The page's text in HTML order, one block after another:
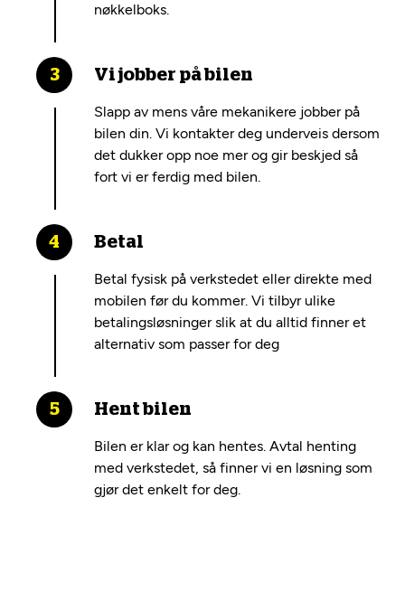
nøkkelboks.
Vi jobber på bilen
Slapp av mens våre mekanikere jobber på
bilen din. Vi kontakter deg underveis dersom
det dukker opp noe mer og gir beskjed så
fort vi er ferdig med bilen.
Betal
Betal fysisk på verkstedet eller direkte med
mobilen før du kommer. Vi tilbyr ulike
betalingsløsninger slik at du alltid finner et
alternativ som passer for deg
Hent bilen
Bilen er klar og kan hentes. Avtal henting
med verkstedet, så finner vi en løsning som
gjør det enkelt for deg.